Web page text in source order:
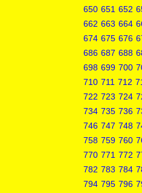
650 651 652
662 663 664
674 675 676
686 687 688
698 699 700
710 711 712
722 723 724
734 735 736
746 747 748
758 759 760
770 771 772
782 783 784
794 795 796